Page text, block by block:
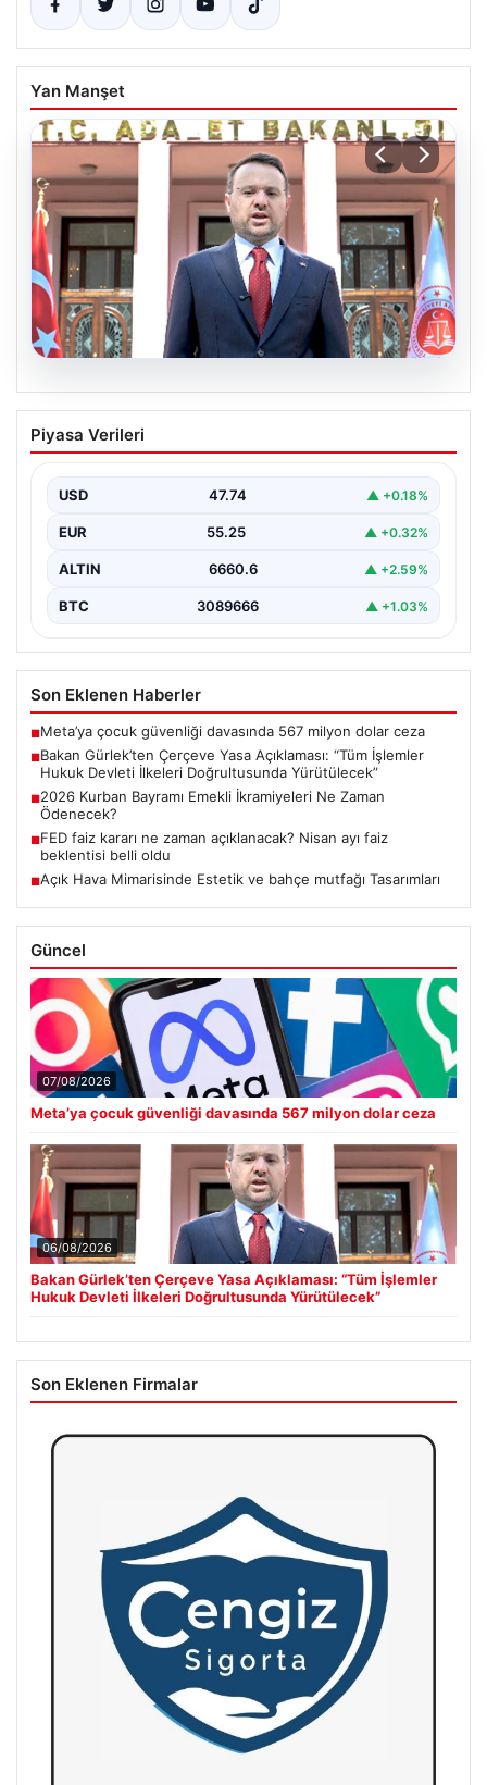
Yan Manşet
06.08.2026
Bakan Gürlek’ten Çerçeve Yasa
Açıklaması: “Tüm İşlemler Hukuk
Yürütülecek”
Adalet Bakanı Akın Gürlek, terörle mücadelede yeni bir
dönemi başlatacak çerçeve yasanın Meclis'te kabul…
Piyasa Verileri
USD 47.74 ▲ +0.18%
EUR 55.25 ▲ +0.32%
ALTIN 6660.6 ▲ +2.59%
BTC 3089666 ▲ +1.03%
Son Eklenen Haberler
■Meta’ya çocuk güvenliği davasında 567 milyon dolar ceza
■Bakan Gürlek’ten Çerçeve Yasa Açıklaması: “Tüm İşlemler
Hukuk Devleti İlkeleri Doğrultusunda Yürütülecek”
■2026 Kurban Bayramı Emekli İkramiyeleri Ne Zaman
Ödenecek?
■FED faiz kararı ne zaman açıklanacak? Nisan ayı faiz
beklentisi belli oldu
■Açık Hava Mimarisinde Estetik ve bahçe mutfağı Tasarımları
Güncel
07/08/2026
Meta’ya çocuk güvenliği davasında 567 milyon dolar ceza
06/08/2026
Bakan Gürlek’ten Çerçeve Yasa Açıklaması: “Tüm İşlemler
Hukuk Devleti İlkeleri Doğrultusunda Yürütülecek”
Son Eklenen Firmalar